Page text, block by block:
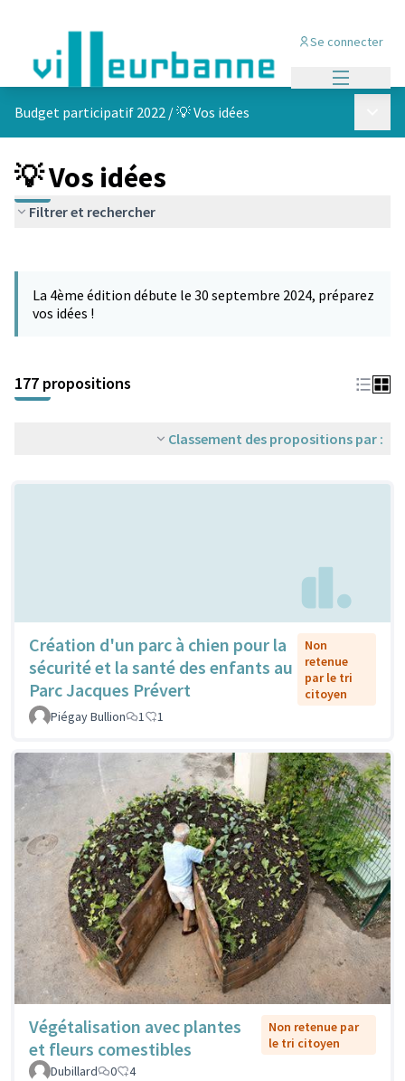
Se connecter
Budget participatif 2022 /💡 Vos idées
💡 Vos idées
Filtrer et rechercher
−
La 4ème édition débute le 30 septembre 2024, préparez
vos idées !
177 propositions
Classement des propositions par :
Création d'un parc à chien pour la
sécurité et la santé des enfants au
Parc Jacques Prévert
Non
retenue
par le tri
citoyen
Piégay Bullion
1 1
Végétalisation avec plantes
et fleurs comestibles
Non retenue par
le tri citoyen
Dubillard
0 4